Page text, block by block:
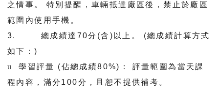
之情事。 特別提醒，車輛抵達廠區後，禁止於廠區
範圍內使用手機。
3.
總成績達 70分 (含 ) 以上。 (總成績計算方式
如下：)
u
學習評量 (佔總成績80%) ： 評量範圍為當天課
程內容，滿分 100分，且恕不提供補考。